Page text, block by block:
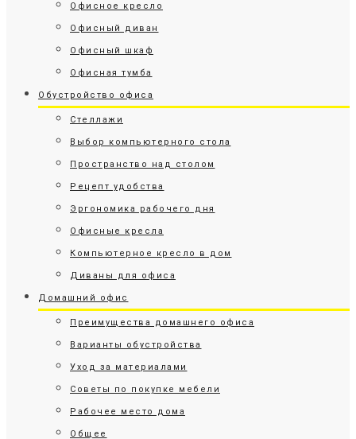
Офисное кресло
Офисный диван
Офисный шкаф
Офисная тумба
Обустройство офиса
Стеллажи
Выбор компьютерного стола
Пространство над столом
Рецепт удобства
Эргономика рабочего дня
Офисные кресла
Компьютерное кресло в дом
Диваны для офиса
Домашний офис
Преимущества домашнего офиса
Варианты обустройства
Уход за материалами
Советы по покупке мебели
Рабочее место дома
Общее